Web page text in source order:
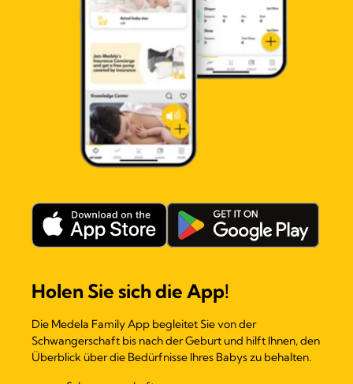
Holen Sie sich die App!
Die Medela Family App begleitet Sie von der
Schwangerschaft bis nach der Geburt und hilft Ihnen, den
Überblick über die Bedürfnisse Ihres Babys zu behalten.